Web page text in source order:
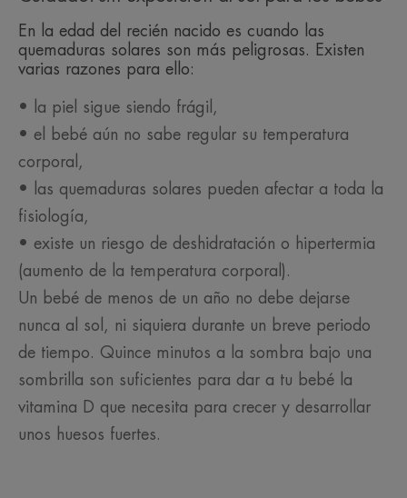
En la edad del recién nacido es cuando las
quemaduras solares son más peligrosas. Existen
varias razones para ello:
• la piel sigue siendo frágil,
• el bebé aún no sabe regular su temperatura
corporal,
• las quemaduras solares pueden afectar a toda la
fisiología,
• existe un riesgo de deshidratación o hipertermia
(aumento de la temperatura corporal).
Un bebé de menos de un año no debe dejarse
nunca al sol, ni siquiera durante un breve periodo
de tiempo. Quince minutos a la sombra bajo una
sombrilla son suficientes para dar a tu bebé la
vitamina D que necesita para crecer y desarrollar
unos huesos fuertes.